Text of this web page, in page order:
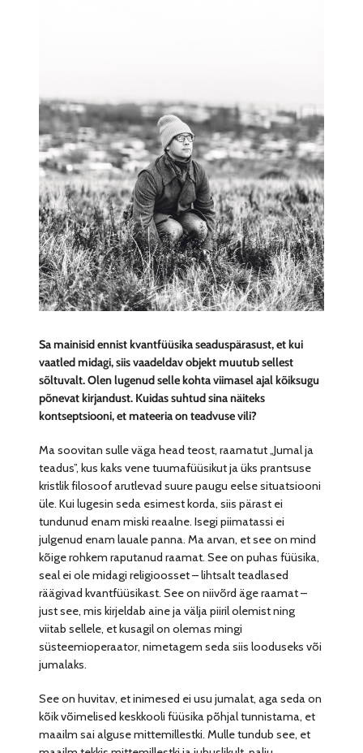
Sa mainisid ennist kvantfüüsika seaduspärasust, et kui
vaatled midagi, siis vaadeldav objekt muutub sellest
sõltuvalt. Olen lugenud selle kohta viimasel ajal kõiksugu
põnevat kirjandust. Kuidas suhtud sina näiteks
kontseptsiooni, et mateeria on teadvuse vili?
Ma soovitan sulle väga head teost, raamatut „Jumal ja
teadus”, kus kaks vene tuumafüüsikut ja üks prantsuse
kristlik filosoof arutlevad suure paugu eelse situatsiooni
üle. Kui lugesin seda esimest korda, siis pärast ei
tundunud enam miski reaalne. Isegi piimatassi ei
julgenud enam lauale panna. Ma arvan, et see on mind
kõige rohkem raputanud raamat. See on puhas füüsika,
seal ei ole midagi religioosset – lihtsalt teadlased
räägivad kvantfüüsikast. See on niivõrd äge raamat –
just see, mis kirjeldab aine ja välja piiril olemist ning
viitab sellele, et kusagil on olemas mingi
süsteemioperaator, nimetagem seda siis looduseks või
jumalaks.
See on huvitav, et inimesed ei usu jumalat, aga seda on
kõik võimelised keskkooli füüsika põhjal tunnistama, et
maailm sai alguse mittemillestki. Mulle tundub see, et